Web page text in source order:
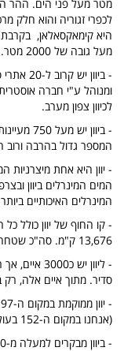
מטר מעל פני הים. ההר
לכפרי זגוריה והוא חלק
מעל גובה של 2000 מטר.
- ביוון
ומנוהל ע"י חברה
לכיוון צפון מערב.
- ביוון
המספר גדול בהרבה ורוב
- יוון היא אחת מיצרניות
המים המינרלים ביוון
המינרלים האיכותיים
- קו החוף של יוון כולל
13,676 ק"מ. סה"כ שטחה של יוון עומד על 131940 ק"ר.
סדיר. מתוך איים אלה, רק ב-78 יש אוכלוסיה של מעל 100
(אנחנו במקום ה-152 בעולם).
- ביוון מבקרים למעלה מ-30 מיליון תיירים בשנה.